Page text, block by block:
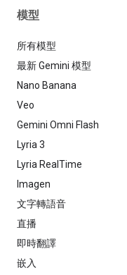
模型
所有模型
最新 Gemini 模型
Nano Banana
Veo
Gemini Omni Flash
Lyria 3
Lyria Real Time
Imagen
文字轉語音
直播
即時翻譯
嵌入